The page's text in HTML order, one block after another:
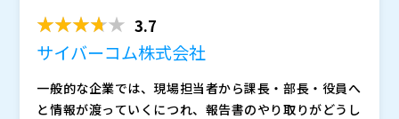
設計書を作成する無料体験を実施中です。そちらの手順
についてもセミナーの中でご案内します。
今回のセミナーでは“現在提供している可視化機能”を中
心にご紹介しますが、将来的にはAIによる要約機能を実
装予定です。 これにより、詳細設計レベルのドキュメ
3.7
サイバーコム株式会社
一般的な企業では、現場担当者から課長・部長・役員へ
と情報が渡っていくにつれ、報告書のやり取りがどうし